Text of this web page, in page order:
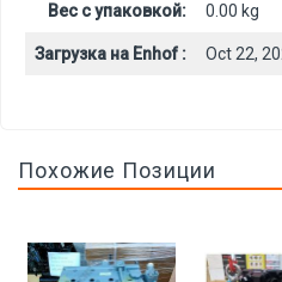
Вес с упаковкой: 0.00 kg
Загрузка на Enhof : Oct 22,
Похожие Позиции